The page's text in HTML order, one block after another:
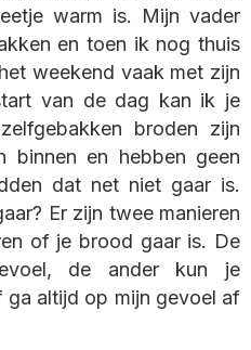
warm is. Mijn vader
en toen ik nog thuis
weekend vaak met zijn
van de dag kan ik je
broden zijn
binnen en hebben geen
dat net niet gaar is.
Er zijn twee manieren
of je brood gaar is. De
de ander kun je
ga altijd op mijn gevoel af